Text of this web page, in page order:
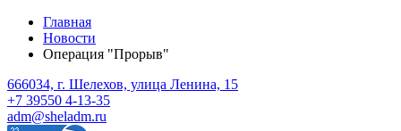
Главная
Новости
Операция "Прорыв"
666034, г. Шелехов, улица Ленина, 15
+7 39550 4-13-35
adm@sheladm.ru